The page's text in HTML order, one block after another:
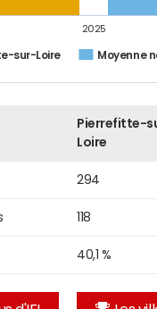
sur-Loire Moyenne
2025
Pierrefitte-
Loire
294
118
40,1 %